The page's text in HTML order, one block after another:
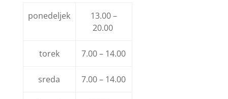
ponedeljek
13.00 –
20.00
torek 7.00 – 14.00
sreda 7.00 – 14.00